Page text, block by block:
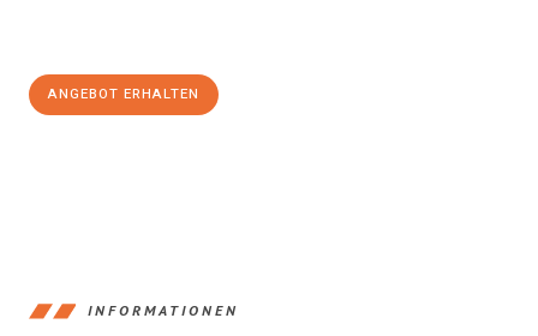
ANGEBOT ERHALTEN
INFORMATIONEN